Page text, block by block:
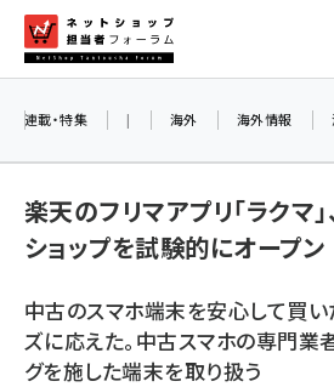
ン
ネットショップ担
yahoo (1896)
楽天 (1865)
連載・特集 | 海外 海外情報
楽天のフリマアプリ「ラクマ
ショップを試験的にオープン
中古のスマホ端末を安心して買
ズに応えた。中古スマホの専門業
グを施した端末を取り扱う